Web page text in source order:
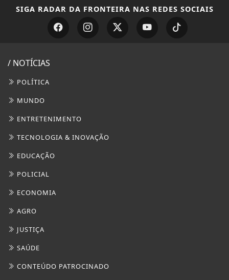
SIGA RADAR DA FRONTEIRA NAS REDES SOCIAIS
/ NOTÍCIAS
POLÍTICA
MUNDO
ENTRETENIMENTO
TECNOLOGIA & INOVAÇÃO
EDUCAÇÃO
POLICIAL
ECONOMIA
AGRO
JUSTIÇA
SAÚDE
CONTEÚDO PATROCINADO